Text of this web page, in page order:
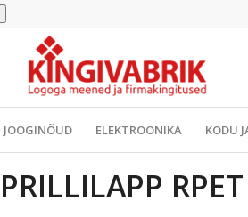
JOOGINÕUD ELEKTROONIKA KODU
PRILLILAPP